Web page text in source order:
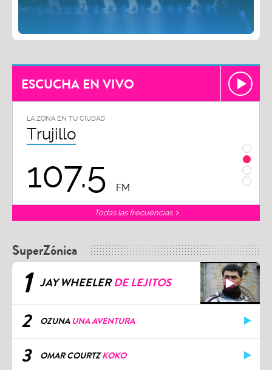
ESCUCHA EN VIVO
LA ZONA EN TU CIUDAD
Chiclayo
102.3
Todas las frecuencias
SuperZónica
1 JAY WHEELERDE LEJITOS
2 OZUNA UNA AVENTURA
3 OMAR COURTZKOKO